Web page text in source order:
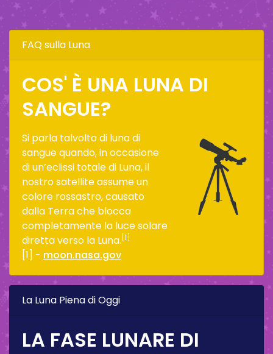
FAQ sulla Luna
COS' È UNA LUNA DI
SANGUE?
Si parla talvolta di luna di
sangue quando, in occasione
di un’eclissi totale di Luna, il
nostro satellite assume un
colore rossastro, causato
dalla Terra che blocca
completamente la luce solare
diretta verso la Luna. [1]
[1] - moon.nasa.gov
La Luna Piena di Oggi
LA FASE LUNARE DI